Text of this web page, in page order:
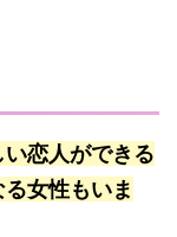
恋人ができる
女性もいま